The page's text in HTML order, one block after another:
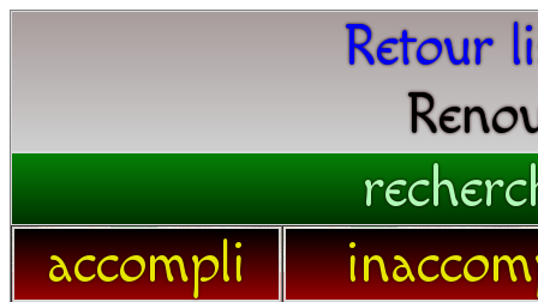
Retour
accompli